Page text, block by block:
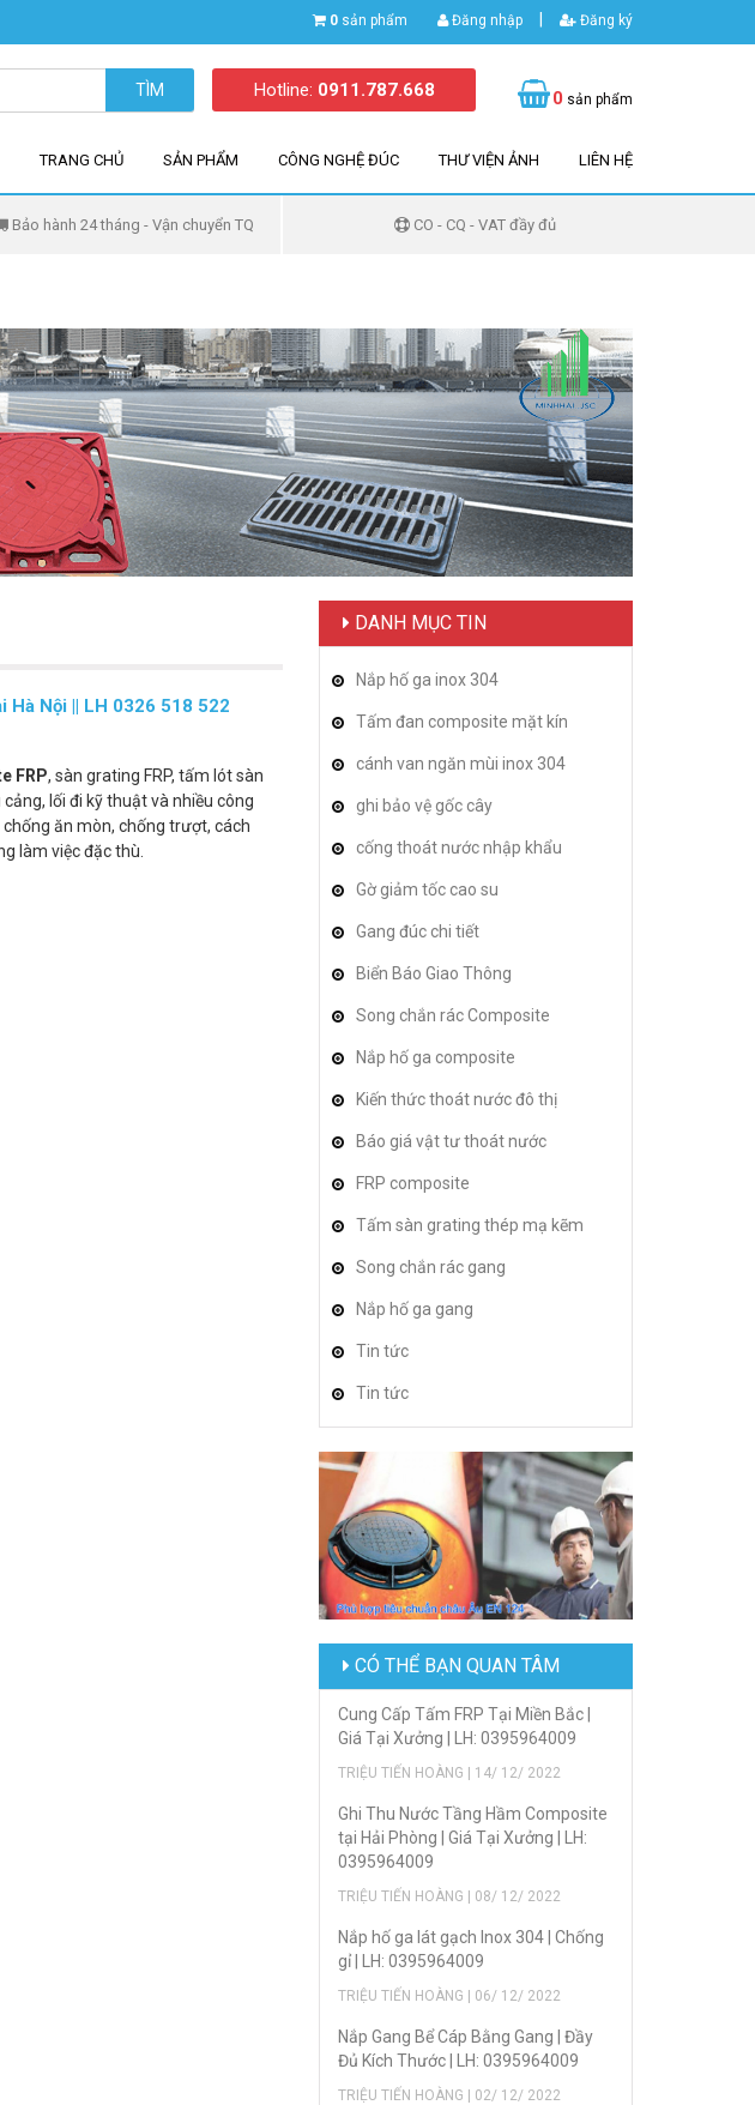
0 sản phẩm Đăng nhập Đăng ký
TÌM Hotline: 0911.787.668 0 sản phẩm
TRANG CHỦ SẢN PHẨM CÔNG NGHỆ ĐÚC THƯ VIỆN ẢNH LIÊN HỆ
Bảo hành 24 tháng - Vận chuyển TQ CO - CQ - VAT đầy đủ
Hà Nội || LH 0326 518 522
FRP, sàn grating FRP, tấm lót sàn
lối đi kỹ thuật và nhiều công
ăn mòn, chống trượt, cách
làm việc đặc thù.
DANH MỤC TIN
Nắp hố ga inox 304
Tấm đan composite mặt kín
cánh van ngăn mùi inox 304
ghi bảo vệ gốc cây
cống thoát nước nhập khẩu
Gờ giảm tốc cao su
Gang đúc chi tiết
Biển Báo Giao Thông
Song chắn rác Composite
Nắp hố ga composite
Kiến thức thoát nước đô thị
Báo giá vật tư thoát nước
FRP composite
Tấm sàn grating thép mạ kẽm
Song chắn rác gang
Nắp hố ga gang
Tin tức
Tin tức
CÓ THỂ BẠN QUAN TÂM
Cung Cấp Tấm FRP Tại Miền Bắc |
Giá Tại Xưởng | LH: 0395964009
TRIỆU TIẾN HOÀNG | 14/ 12/ 2022
Ghi Thu Nước Tầng Hầm Composite
tại Hải Phòng | Giá Tại Xưởng | LH:
0395964009
TRIỆU TIẾN HOÀNG | 08/ 12/ 2022
Nắp hố ga lát gạch Inox 304 | Chống
gỉ | LH: 0395964009
TRIỆU TIẾN HOÀNG | 06/ 12/ 2022
Nắp Gang Bể Cáp Bằng Gang | Đầy
Đủ Kích Thước | LH: 0395964009
TRIỆU TIẾN HOÀNG | 02/ 12/ 2022